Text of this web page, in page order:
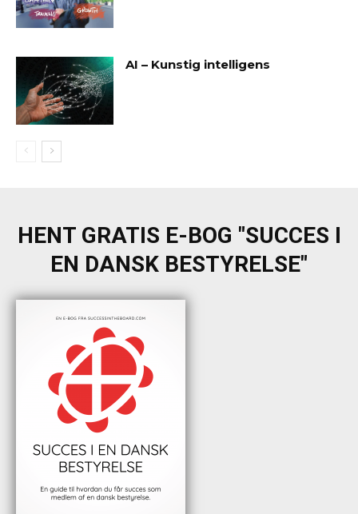
AI – Kunstig intelligens
HENT GRATIS E-BOG "SUCCES I
EN DANSK BESTYRELSE"